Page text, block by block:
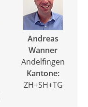
Andreas
Wanner
Andelfingen
Kantone:
ZH+SH+TG